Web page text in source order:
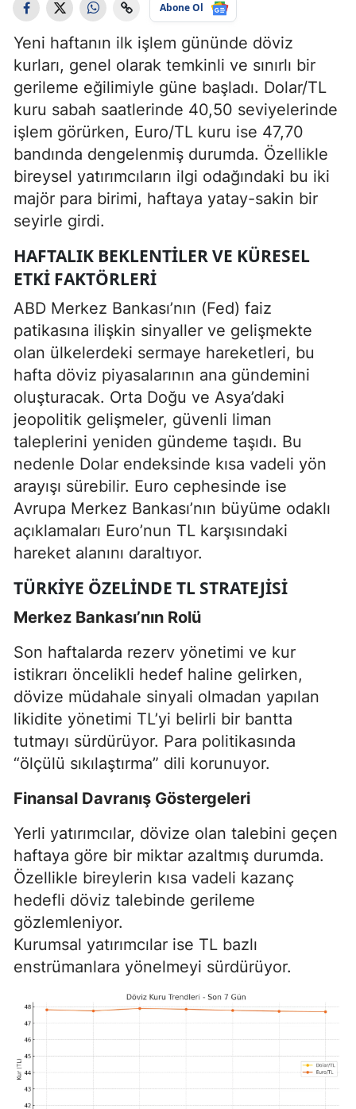
Abone Ol
Yeni haftanın ilk işlem gününde döviz
kurları, genel olarak temkinli ve sınırlı bir
gerileme eğilimiyle güne başladı. Dolar/TL
kuru sabah saatlerinde 40,50 seviyelerinde
işlem görürken, Euro/TL kuru ise 47,70
bandında dengelenmiş durumda. Özellikle
bireysel yatırımcıların ilgi odağındaki bu iki
majör para birimi, haftaya yatay-sakin bir
seyirle girdi.
HAFTALIK BEKLENTILER VE KÜRESEL
ETKI FAKTÖRLERI
ABD Merkez Bankası’nın (Fed) faiz
patikasına ilişkin sinyaller ve gelişmekte
olan ülkelerdeki sermaye hareketleri, bu
hafta döviz piyasalarının ana gündemini
oluşturacak. Orta Doğu ve Asya’daki
jeopolitik gelişmeler, güvenli liman
taleplerini yeniden gündeme taşıdı. Bu
nedenle Dolar endeksinde kısa vadeli yön
arayışı sürebilir. Euro cephesinde ise
Avrupa Merkez Bankası’nın büyüme odaklı
açıklamaları Euro’nun TL karşısındaki
hareket alanını daraltıyor.
TÜRKIYE ÖZELINDE TL STRATEJISI
Merkez Bankası’nın Rolü
Son haftalarda rezerv yönetimi ve kur
istikrarı öncelikli hedef haline gelirken,
dövize müdahale sinyali olmadan yapılan
likidite yönetimi TL’yi belirli bir bantta
tutmayı sürdürüyor. Para politikasında
“ölçülü sıkılaştırma” dili korunuyor.
Finansal Davranış Göstergeleri
Yerli yatırımcılar, dövize olan talebini geçen
haftaya göre bir miktar azaltmış durumda.
Özellikle bireylerin kısa vadeli kazanç
hedefli döviz talebinde gerileme
gözlemleniyor.
Kurumsal yatırımcılar ise TL bazlı
enstrümanlara yönelmeyi sürdürüyor.